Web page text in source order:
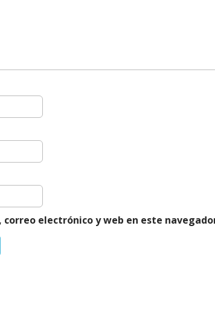
correo electrónico y web en este